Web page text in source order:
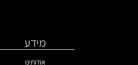
מידע
אודותינו